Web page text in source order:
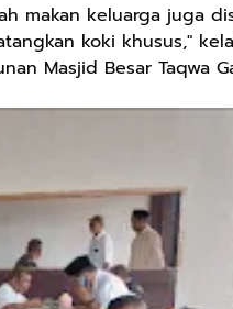
makan keluarga juga
koki khusus,"
Masjid Besar Taqwa